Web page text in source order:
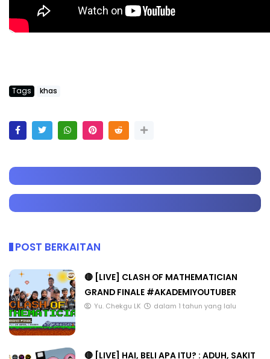
Tags khas
POST BERKAITAN
🔴 [LIVE] CLASH OF MATHEMATICIAN
GRAND FINALE #AKADEMIYOUTUBER
Yu. Chekgu LK dalam 1 tahun yang lalu
🔴 [LIVE] HAI, BELI APA ITU? : ADUH, SAKIT